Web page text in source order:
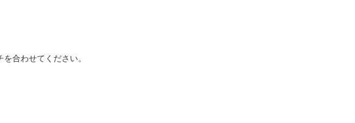
合わせてください。